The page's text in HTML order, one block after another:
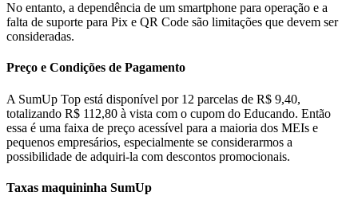
No entanto, a dependência de um smartphone para operação e a
falta de suporte para Pix e QR Code são limitações que devem ser
consideradas.
Preço e Condições de Pagamento
A SumUp Top está disponível por 12 parcelas de R$ 9,40,
totalizando R$ 112,80 à vista com o cupom do Educando. Então
essa é uma faixa de preço acessível para a maioria dos MEIs e
pequenos empresários, especialmente se considerarmos a
possibilidade de adquiri-la com descontos promocionais.
Taxas maquininha SumUp